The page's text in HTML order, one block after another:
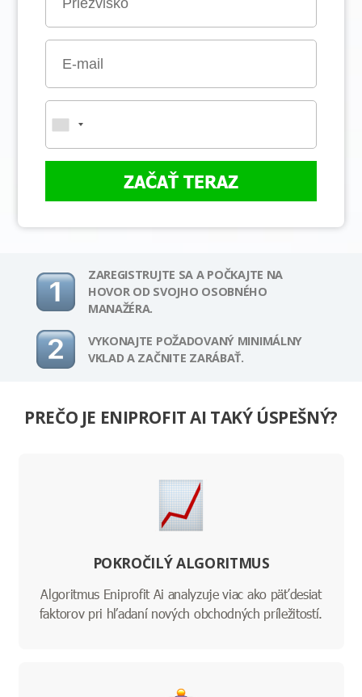
ZAČAŤ TERAZ
ZAREGISTRUJTE SA A POČKAJTE NA
HOVOR OD SVOJHO OSOBNÉHO
MANAŽÉRA.
VYKONAJTE POŽADOVANÝ MINIMÁLNY
VKLAD A ZAČNITE ZARÁBAŤ.
PREČO JE ENIPROFIT AI TAKÝ ÚSPEŠNÝ?
POKROČILÝ ALGORITMUS
Algoritmus Eniprofit Ai analyzuje viac ako päťdesiat
faktorov pri hľadaní nových obchodných príležitostí.